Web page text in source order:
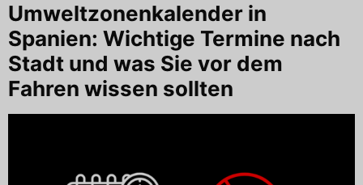
Umweltzonenkalender in
Spanien: Wichtige Termine nach
Stadt und was Sie vor dem
Fahren wissen sollten